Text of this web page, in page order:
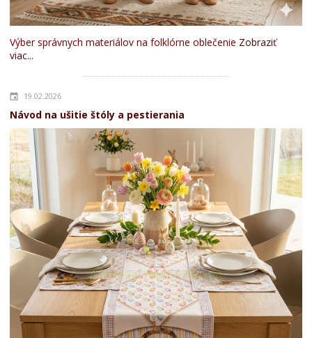
Výber správnych materiálov na folklórne oblečenie Zobraziť
viac...
19.02.2026
Návod na ušitie štóly a pestierania